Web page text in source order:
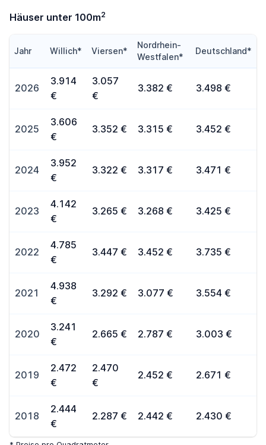
Häuser unter 100m2
Jahr Willich* Viersen*
Nordrhein-
Westfalen*
Deutschland*
2026
3.914
€
3.057
€
3.382 € 3.498 €
2025
3.606
€
3.352 € 3.315 € 3.452 €
2024
3.952
€
3.322 € 3.317 € 3.471 €
2023
4.142
€
3.265 € 3.268 € 3.425 €
2022
4.785
€
3.447 € 3.452 € 3.735 €
2021
4.938
€
3.292 € 3.077 € 3.554 €
2020
3.241
€
2.665 € 2.787 € 3.003 €
2019
2.472
€
2.470
€
2.452 € 2.671 €
2018
2.444
€
2.287 € 2.442 € 2.430 €